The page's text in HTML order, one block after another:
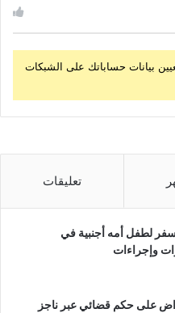
بيانات حساباتك على الشبكات
تعليقات
لطفل أمه أجنبية في
وإجراءات
على حكم قضائي عبر ناجز